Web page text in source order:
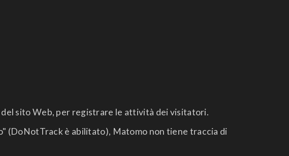
sito Web, per registrare le attività dei visitatori.
(DoNotTrack è abilitato), Matomo non tiene traccia di